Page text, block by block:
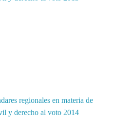
regionales en materia de
y derecho al voto 2014